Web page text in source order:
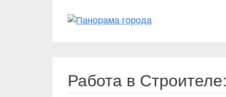
Работа в Строителе: